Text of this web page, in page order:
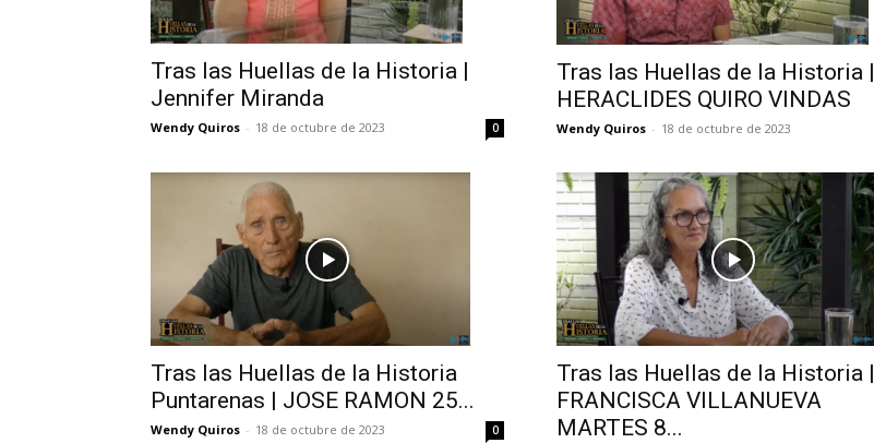
Tras las Huellas de la Historia |
Jennifer Miranda
Wendy Quiros - 18 de octubre de 2023 0
Tras las Huellas de la Historia |
HERACLIDES QUIRO VINDAS
Wendy Quiros - 18 de octubre de 2023
Tras las Huellas de la Historia
Puntarenas | JOSE RAMON 25...
Wendy Quiros - 18 de octubre de 2023 0
Tras las Huellas de la Historia |
FRANCISCA VILLANUEVA
MARTES 8...